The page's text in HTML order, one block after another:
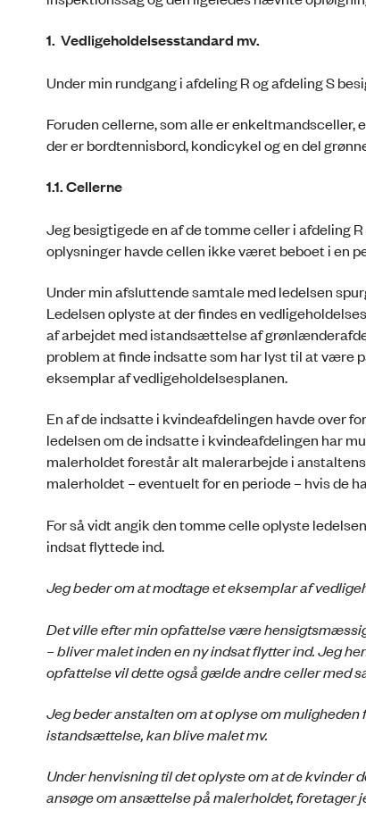
1. Vedligeholdelsesstandard mv.
Under min rundgang i afdeling R og afdeling S
Foruden cellerne, som alle er enkeltmandsceller,
der er bordtennisbord, kondicykel og en del
1.1. Cellerne
Jeg besigtigede en af de tomme celler i afdeling
oplysninger havde cellen ikke været beboet i en
Under min afsluttende samtale med ledelsen
Ledelsen oplyste at der findes en
af arbejdet med istandsættelse af
problem at finde indsatte som har lyst til at være
eksemplar af vedligeholdelsesplanen.
En af de indsatte i kvindeafdelingen havde over
ledelsen om de indsatte i kvindeafdelingen har
malerholdet forestår alt malerarbejde i
malerholdet – eventuelt for en periode – hvis de
For så vidt angik den tomme celle oplyste
indsat flyttede ind.
Jeg beder om at modtage et eksemplar af
Det ville efter min opfattelse være
– bliver malet inden en ny indsat flytter ind. Jeg
opfattelse vil dette også gælde andre celler med
Jeg beder anstalten om at oplyse om
istandsættelse, kan blive malet mv.
Under henvisning til det oplyste om at de
ansøge om ansættelse på malerholdet, foretager